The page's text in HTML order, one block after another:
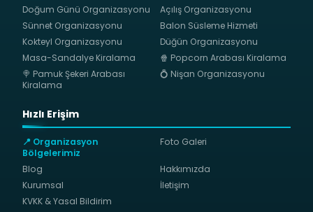
Doğum Günü Organizasyonu
Açılış Organizasyonu
Sünnet Organizasyonu
Balon Süsleme Hizmeti
Kokteyl Organizasyonu
Düğün Organizasyonu
Masa-Sandalye Kiralama
🍿 Popcorn Arabası Kiralama
🍭 Pamuk Şekeri Arabası
Kiralama
💍 Nişan Organizasyonu
Hızlı Erişim
📍 Organizasyon
Bölgelerimiz
Foto Galeri
Blog
Hakkımızda
Kurumsal
İletişim
KVKK & Yasal Bildirim